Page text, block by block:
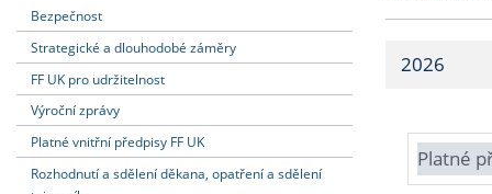
Dozvědět se více Strategie
Fakultní
Podat přihlášku Učitelské
Dozvědět se více
Dozvědět se více
Dozvědět se více
Bezpečnost
Strategické a dlouhodobé záměry
FF UK pro udržitelnost
Výroční zprávy
Platné vnitřní předpisy FF UK
Rozhodnutí a sdělení děkana, opatření a sdělení
2026
Platné